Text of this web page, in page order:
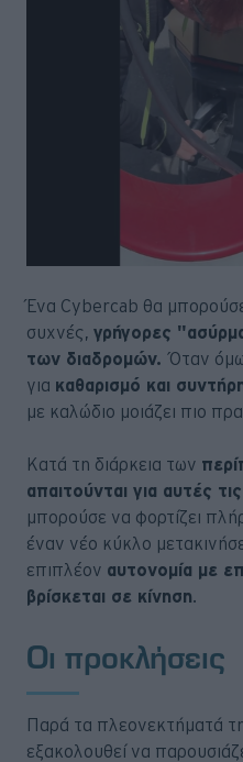
Ένα Cybercab θα
συχνές, γρήγορες
των διαδρομών. Όταν
για καθαρισμό και
με καλώδιο μοιάζει πιο
Κατά τη διάρκεια των
απαιτούνται για αυτές
μπορούσε να φορτίζει
έναν νέο κύκλο
επιπλέον αυτονομία με
βρίσκεται σε κίνηση.
Οι προκλήσεις
Παρά τα πλεονεκτήματά
εξακολουθεί να